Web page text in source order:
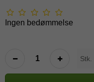
Ingen bedømmelse
Stk.